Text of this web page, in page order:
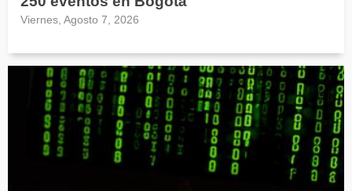
Viernes, Agosto 7, 2026